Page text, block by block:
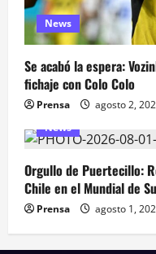
News
Se acabó la espera:
fichaje con Colo Colo
Prensa
agosto 2,
News
Orgullo de Puertecillo:
Chile en el Mundial de
Prensa agosto 1,